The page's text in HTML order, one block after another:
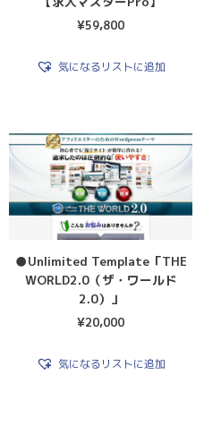
¥59,800
気になるリストに追加
●Unlimited Template「THE
WORLD2.0（ザ・ワールド
2.0）」
¥20,000
気になるリストに追加